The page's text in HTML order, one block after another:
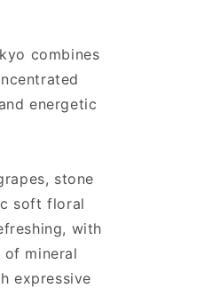
combines
energetic
stone
soft floral
with
mineral
expressive